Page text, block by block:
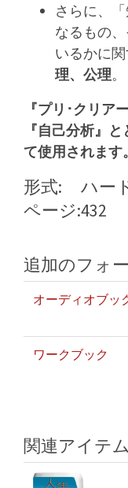
さらに、
なるもの
いるかに
理、公理。
『プリ･クリア
『自己分析』
て使用されます。
形式:
ハー
ページ:432
追加のフォ
オーディオブッ
ワークブック
関連アイテム